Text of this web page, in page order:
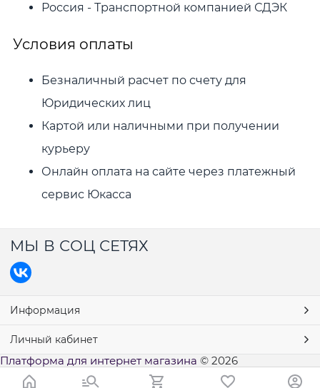
Россия - Транспортной компанией СДЭК
Условия оплаты
Безналичный расчет по счету для
Юридических лиц
Картой или наличными при получении
курьеру
Онлайн оплата на сайте через платежный
сервис Юкасса
МЫ В СОЦ СЕТЯХ
Информация
Личный кабинет
Платформа для интернет магазина © 2026